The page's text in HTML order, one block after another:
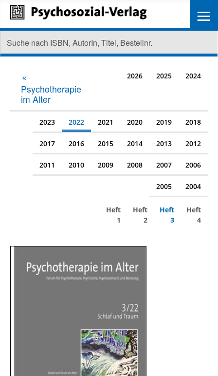
Psychotherapie
im Alter
2026 2025 2024
2023 2022 2021 2020 2019 2018
2017 2016 2015 2014 2013 2012
2011 2010 2009 2008 2007 2006
2005 2004
Heft
1
Heft
2
Heft
3
Heft
4
≡